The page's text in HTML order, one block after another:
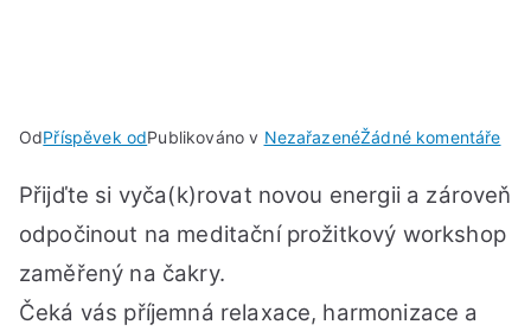
OdPříspěvek odPublikováno v NezařazenéŽádné komentářeu
22.
Přijďte si vyča(k)rovat novou energii a zároveň
odpočinout na meditační prožitkový workshop
zaměřený na čakry.
Čeká vás příjemná relaxace, harmonizace a